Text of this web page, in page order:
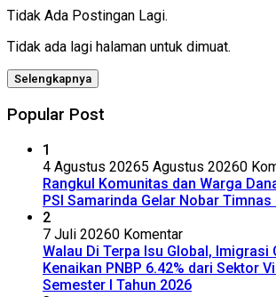
Tidak Ada Postingan Lagi.
Tidak ada lagi halaman untuk dimuat.
Selengkapnya
Popular Post
1
4 Agustus 20265 Agustus 20260
Rangkul Komunitas dan Warga
PSI Samarinda Gelar Nobar
2
7 Juli 20260 Komentar
Walau Di Terpa Isu Global, Imigrasi
Kenaikan PNBP 6.42% dari Sektor
Semester I Tahun 2026